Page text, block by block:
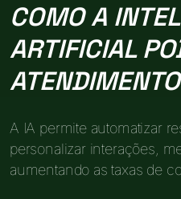
COMO A
ARTIFICIAL
A IA permite automatizar
personalizar interações,
aumentando as taxas de